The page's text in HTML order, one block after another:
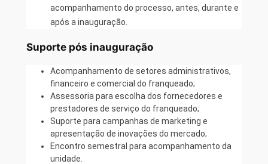
acompanhamento do processo, antes, durante e
após a inauguração.
Suporte pós inauguração
Acompanhamento de setores administrativos,
financeiro e comercial do franqueado;
Assessoria para escolha dos fornecedores e
prestadores de serviço do franqueado;
Suporte para campanhas de marketing e
apresentação de inovações do mercado;
Encontro semestral para acompanhamento da
unidade.